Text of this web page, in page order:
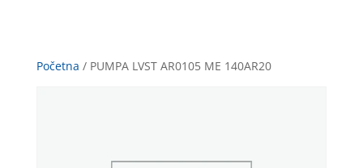
Početna / PUMPA LVST AR0105 ME 140AR20